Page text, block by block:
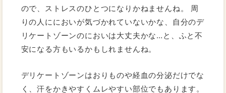
ので、ストレスのひとつになりかねませんね。 周
りの人ににおいが気づかれていないかな、自分のデ
リケートゾーンのにおいは大丈夫かな…と、ふと不
安になる方もいるかもしれませんね。
デリケートゾーンはおりものや経血の分泌だけでな
く、汗をかきやすくムレやすい部位でもあります。